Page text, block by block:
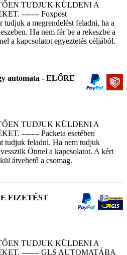
TUDJUK KÜLDENI A
------- Foxpost
tudjuk a megrendelést feladni, ha a
Ha nem fér be a rekeszbe a
a kapcsolatot egyeztetés céljából.
automata - ELŐRE
TUDJUK KÜLDENI A
------- Packeta esetében
tudjuk feladni. Ha nem tudjuk
Önnel a kapcsolatot. A kért
átvehető a csomag.
FIZETÉST
TUDJUK KÜLDENI A
------- GLS AUTOMATÁBA